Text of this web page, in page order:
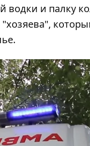
водки и палку